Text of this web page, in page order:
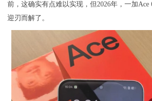
前，这确实有点难以实现，但2026年，一加Ace
迎刃而解了。